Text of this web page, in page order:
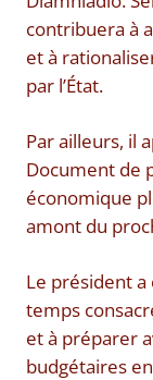
contribuera à
et à
par l’État.
Par ailleurs, il
Document de
économique
amont du
Le président
temps
et à préparer
budgétaires